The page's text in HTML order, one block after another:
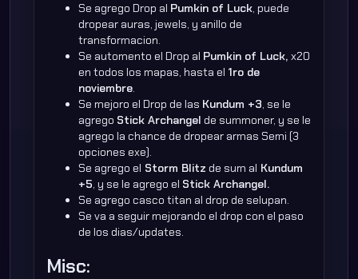
Se agrego Drop al Pumkin of Luck, puede
dropear auras, jewels, y anillo de
transformacion.
Se automento el Drop al Pumkin of Luck, x20
en todos los mapas, hasta el 1ro de
noviembre.
Se mejoro el Drop de las Kundum +3, se le
agrego Stick Archangel de summoner, y se le
agrego la chance de dropear armas Semi (3
opciones exe).
Se agrego el Storm Blitz de sum al Kundum
+5, y se le agrego el Stick Archangel.
Se agrego casco titan al drop de selupan.
Se va a seguir mejorando el drop con el paso
de los dias/updates.
Misc: